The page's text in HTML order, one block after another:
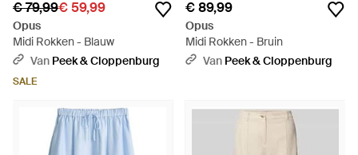
€ 79,99€ 59,99
Opus
Midi Rokken - Blauw
Van Peek & Cloppenburg
SALE
€ 89,99
Opus
Midi Rokken - Bruin
Van Peek & Cloppenburg